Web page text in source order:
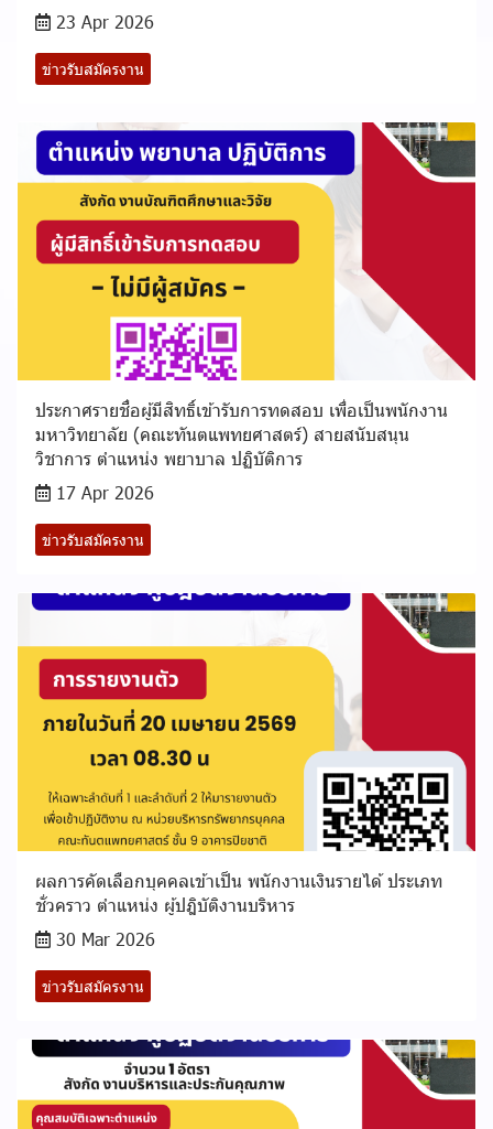
23 Apr 2026
ข่าวรับสมัครงาน
ประกาศรายชื่อผู้มีสิทธิ์เข้ารับการทดสอบ เพื่อเป็นพนักงาน
มหาวิทยาลัย (คณะทันตแพทยศาสตร์) สายสนับสนุน
วิชาการ ตำแหน่ง พยาบาล ปฏิบัติการ
17 Apr 2026
ข่าวรับสมัครงาน
ผลการคัดเลือกบุคคลเข้าเป็น พนักงานเงินรายได้ ประเภท
ชั่วคราว ตำแหน่ง ผู้ปฎิบัติงานบริหาร
30 Mar 2026
ข่าวรับสมัครงาน